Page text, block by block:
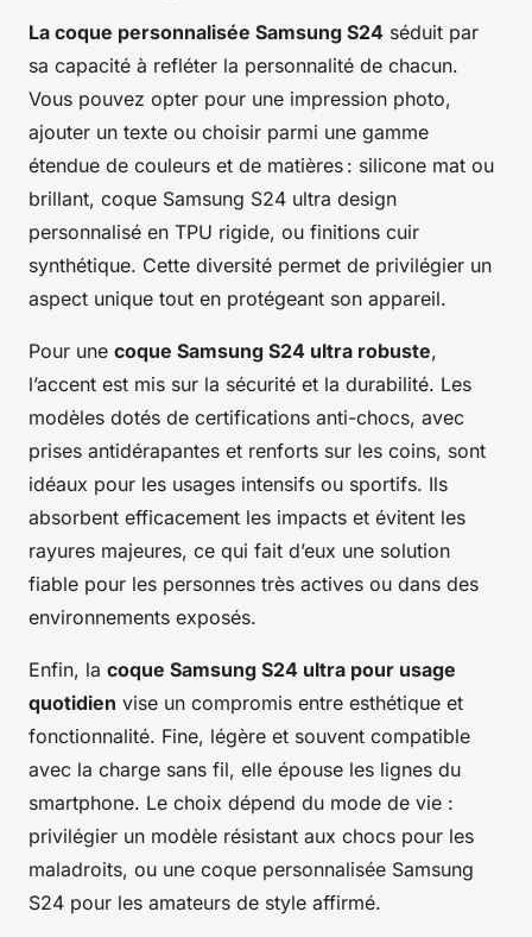
La coque personnalisée Samsung S24 séduit par
sa capacité à refléter la personnalité de chacun.
Vous pouvez opter pour une impression photo,
ajouter un texte ou choisir parmi une gamme
étendue de couleurs et de matières : silicone mat ou
brillant, coque Samsung S24 ultra design
personnalisé en TPU rigide, ou finitions cuir
synthétique. Cette diversité permet de privilégier un
aspect unique tout en protégeant son appareil.
Pour une coque Samsung S24 ultra robuste,
l’accent est mis sur la sécurité et la durabilité. Les
modèles dotés de certifications anti-chocs, avec
prises antidérapantes et renforts sur les coins, sont
idéaux pour les usages intensifs ou sportifs. Ils
absorbent efficacement les impacts et évitent les
rayures majeures, ce qui fait d’eux une solution
fiable pour les personnes très actives ou dans des
environnements exposés.
Enfin, la coque Samsung S24 ultra pour usage
quotidien vise un compromis entre esthétique et
fonctionnalité. Fine, légère et souvent compatible
avec la charge sans fil, elle épouse les lignes du
smartphone. Le choix dépend du mode de vie :
privilégier un modèle résistant aux chocs pour les
maladroits, ou une coque personnalisée Samsung
S24 pour les amateurs de style affirmé.